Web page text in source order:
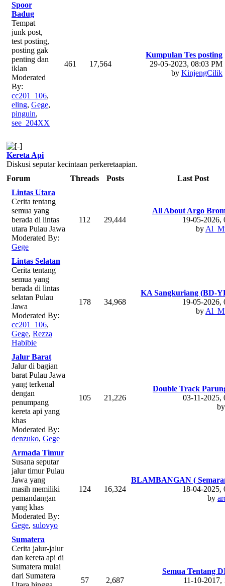
Spoor
Badug
Tempat
junk post,
test posting,
posting gak
penting dan
iklan
Moderated
By:
cc201_106,
eling, Gege,
pinguin,
see_204XX
461 17,564
Kumpulan Tes posting
29-05-2023, 08:03 PM
by KinjengCilik
Kereta Api
Diskusi seputar kecintaan perkeretaapian.
Forum
Threads Posts
Last Post
Lintas Utara
Cerita tentang
semua yang
berada di lintas
utara Pulau Jawa
Moderated By:
Gege
112 29,444
All About Argo
19-05-2026,
by
Lintas Selatan
Cerita tentang
semua yang
berada di lintas
selatan Pulau
Jawa
Moderated By:
cc201_106,
Gege, Rezza
Habibie
178 34,968
KA Sangkuriang (BD-
19-05-2026,
by
Jalur Barat
Jalur di bagian
barat Pulau Jawa
yang terkenal
dengan
penumpang
kereta api yang
khas
Moderated By:
denzuko, Gege
105 21,226
Double Track
03-11-2025,
Armada Timur
Susana seputar
jalur timur Pulau
Jawa yang
masih memiliki
pemandangan
yang khas
Moderated By:
Gege, sulovyo
124 16,324
BLAMBANGAN (
18-04-2025,
by
Sumatera
Cerita jalur-jalur
dan kereta api di
Sumatera mulai
dari Sumatera
57 2,687
Semua Tentang
11-10-2017,